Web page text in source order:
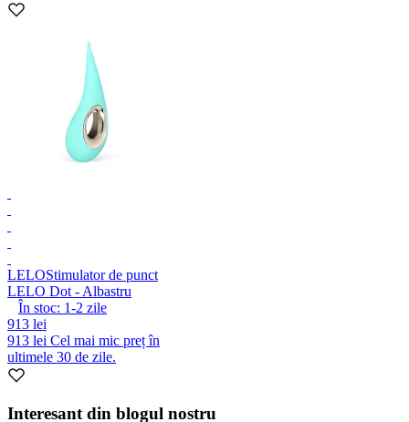
LELOStimulator de punct
LELO Dot - Albastru
În stoc: 1-2 zile
913 lei
913 lei Cel mai mic preț în
ultimele 30 de zile.
Interesant din blogul nostru